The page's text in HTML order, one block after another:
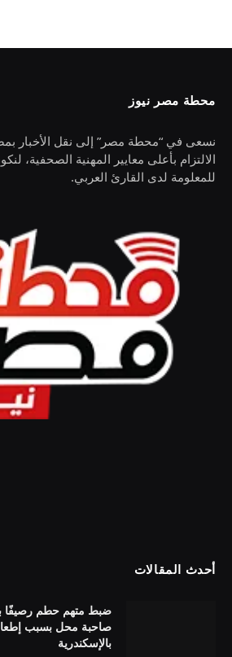
محطة مصر نيوز
نسعى في “محطة مصر” إلى نقل الأخبار
الالتزام بأعلى معايير المهنية الصحفية،
للمعلومة لدى القارئ العربي.
أحدث المقالات
ضبط متهم حطم رصيفًا
صاحبة محل بسبب
بالإسكندرية